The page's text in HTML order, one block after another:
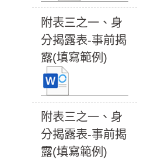
附表三之一、身
分揭露表-事前揭
露(填寫範例)
附表三之一、身
分揭露表-事前揭
露(填寫範例)